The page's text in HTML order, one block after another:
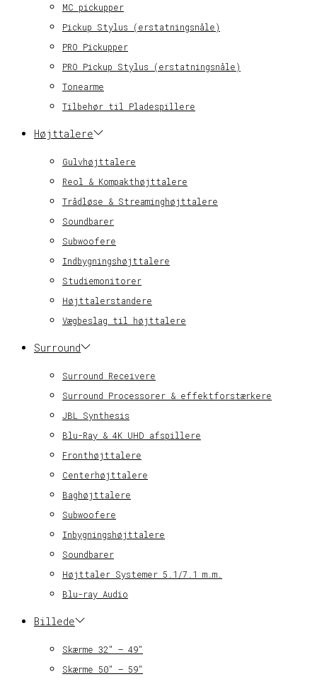
MC pickupper
Pickup Stylus (erstatningsnåle)
PRO Pickupper
PRO Pickup Stylus (erstatningsnåle)
Tonearme
Tilbehør til Pladespillere
Højttalere
Gulvhøjttalere
Reol & Kompakthøjttalere
Trådløse & Streaminghøjttalere
Soundbarer
Subwoofere
Indbygningshøjttalere
Studiemonitorer
Højttalerstandere
Vægbeslag til højttalere
Surround
Surround Receivere
Surround Processorer & effektforstærkere
JBL Synthesis
Blu-Ray & 4K UHD afspillere
Fronthøjttalere
Centerhøjttalere
Baghøjttalere
Subwoofere
Inbygningshøjttalere
Soundbarer
Højttaler Systemer 5.1/7.1 m.m.
Blu-ray Audio
Billede
Skærme 32″ – 49″
Skærme 50″ – 59″